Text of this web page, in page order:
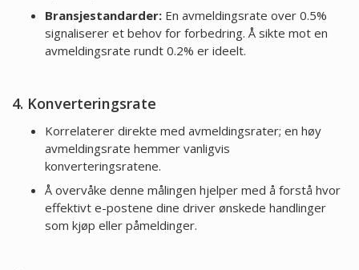
Bransjestandarder:En avmeldingsrate over 0.5%
signaliserer et behov for forbedring. Å sikte mot en
avmeldingsrate rundt 0.2% er ideelt.
4. Konverteringsrate
Korrelaterer direkte med avmeldingsrater; en høy
avmeldingsrate hemmer vanligvis
konverteringsratene.
Å overvåke denne målingen hjelper med å forstå hvor
effektivt e-postene dine driver ønskede handlinger
som kjøp eller påmeldinger.